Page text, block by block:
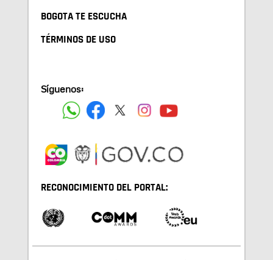
BOGOTA TE ESCUCHA
TÉRMINOS DE USO
Síguenos:
RECONOCIMIENTO DEL PORTAL: